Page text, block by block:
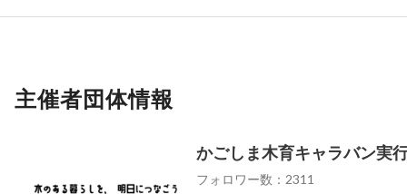
主催者団体情報
かごしま木育キャラバン実
フォロワー数：2311